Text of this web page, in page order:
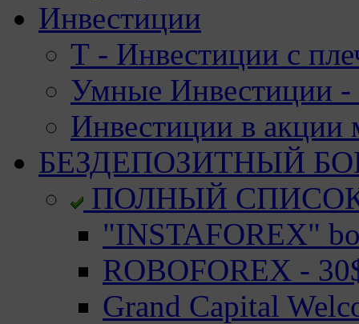
Инвестиции
Т - Инвестиции с
Умные Инвестиции -
Инвестиции в акции
БЕЗДЕПОЗИТНЫЙ
ПОЛНЫЙ
"INSTAFOREX"
ROBOFOREX -
Grand Capital